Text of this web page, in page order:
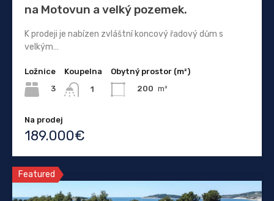
na Motovun a velký pozemek.
K prodeji je nabízen zvláštní koncový řadový dům s
velkým…
Ložnice
3
Koupelna
1
Obytný prostor (m²)
200 m²
Na prodej
189.000€
Featured